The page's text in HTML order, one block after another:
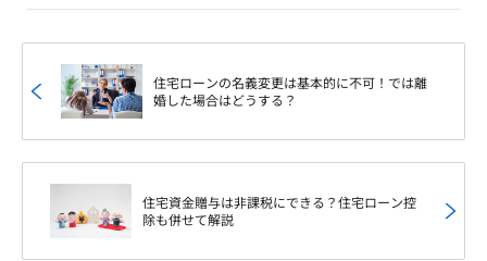
住宅ローンの名義変更は基本的に不可！では離
婚した場合はどうする？
住宅資金贈与は非課税にできる？住宅ローン控
除も併せて解説